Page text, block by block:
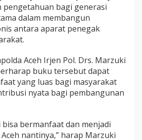
pengetahuan bagi generasi
dalam membangun
antara aparat penegak
Aceh Irjen Pol. Drs. Marzuki
buku tersebut dapat
yang luas bagi masyarakat
nyata bagi pembangunan
bisa bermanfaat dan menjadi
nantinya,” harap Marzuki